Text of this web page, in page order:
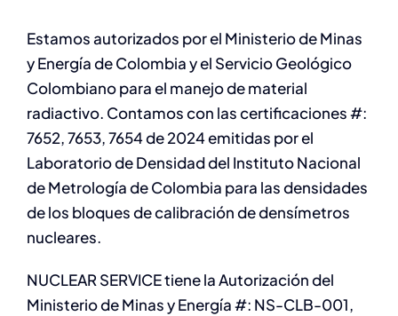
Estamos autorizados por el Ministerio de Minas
y Energía de Colombia y el Servicio Geológico
Colombiano para el manejo de material
radiactivo. Contamos con las certificaciones #:
7652, 7653, 7654 de 2024 emitidas por el
Laboratorio de Densidad del Instituto Nacional
de Metrología de Colombia para las densidades
de los bloques de calibración de densímetros
nucleares.
NUCLEAR SERVICE tiene la Autorización del
Ministerio de Minas y Energía #: NS-CLB-001,